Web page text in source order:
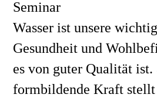
Seminar
Wasser ist unsere
Gesundheit und
es von guter Qualität ist.
formbildende Kraft stellt